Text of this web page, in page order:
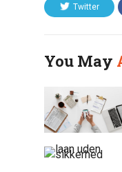
Twitter
You May